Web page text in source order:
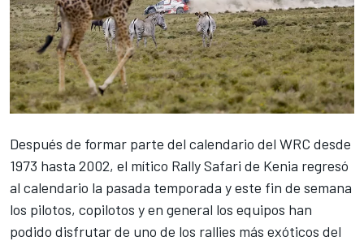
Después de formar parte del calendario del WRC desde
1973 hasta 2002, el mítico Rally Safari de Kenia regresó
al calendario la pasada temporada y este fin de semana
los pilotos, copilotos y en general los equipos han
podido disfrutar de uno de los rallies más exóticos del